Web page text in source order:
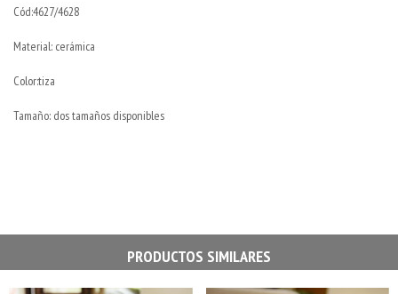
Cód:4627/4628
Material: cerámica
Color:tiza
Tamaño: dos tamaños disponibles
PRODUCTOS SIMILARES